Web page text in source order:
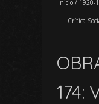
Inicio / 1920-
Crítica
174: